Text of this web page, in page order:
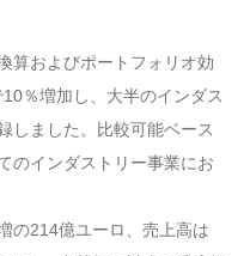
算およびポートフォリオ効
％増加し、大半のインダス
しました。比較可能ベース
のインダストリー事業にお
の214億ユーロ、売上高は